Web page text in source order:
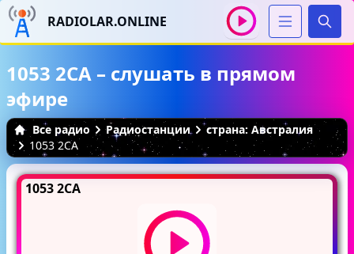
RADIOLAR.ONLINE
1053 2CA – слушать в прямом
эфире
Все радио Радиостанции
страна: Австралия
1053 2CA
1053 2CA